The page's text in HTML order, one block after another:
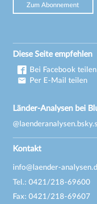
Zum Abonnement
Diese Seite empfehlen
Bei Facebook teilen
Per E-Mail teilen
Länder-Analysen bei
Kontakt
info@laender-
Tel.: 0421/218-69600
Fax: 0421/218-69607